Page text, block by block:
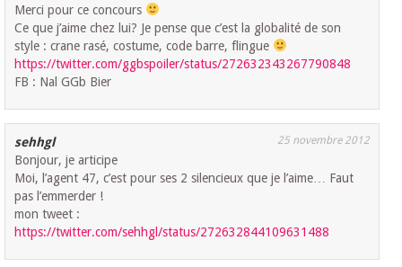
Merci pour ce concours
Ce que j’aime chez lui? Je pense que c’est la globalité de son
style : crane rasé, costume, code barre, flingue
https://twitter.com/ggbspoiler/status/272632343267790848
FB : Nal GGb Bier
sehhgl 25 novembre 2012
Bonjour, je articipe
Moi, l’agent 47, c’est pour ses 2 silencieux que je l’aime… Faut
pas l’emmerder !
mon tweet :
https://twitter.com/sehhgl/status/272632844109631488